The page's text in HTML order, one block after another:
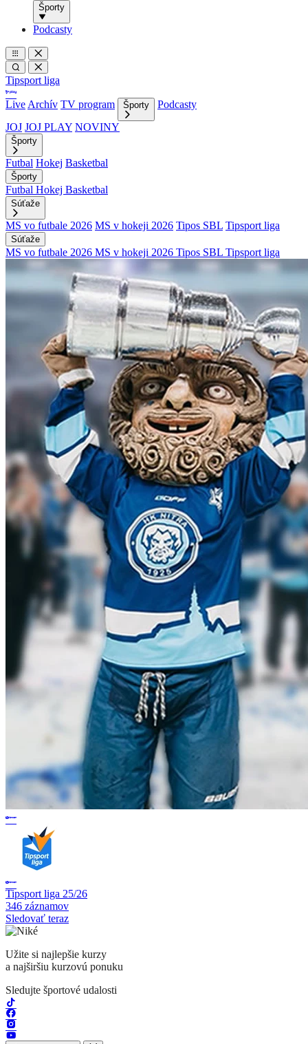
Športy
Podcasty
Tipsport liga
Live Archív TV program Športy
Podcasty
JOJ JOJ PLAY NOVINY
Športy
Futbal Hokej Basketbal
Športy
Futbal Hokej Basketbal
Súťaže
MS vo futbale 2026 MS v hokeji 2026 Tipos SBL Tipsport liga
Súťaže
MS vo futbale 2026 MS v hokeji 2026 Tipos SBL Tipsport liga
Tipsport liga 25/26
346 záznamov
Sledovať teraz
Užite si najlepšie kurzy
a najširšiu kurzovú ponuku
Sledujte športové udalosti